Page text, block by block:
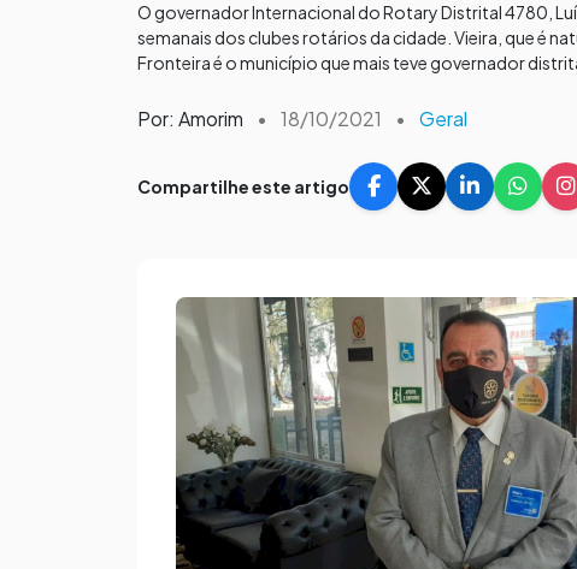
O governador Internacional do Rotary Distrital 4780,
semanais dos clubes rotários da cidade. Vieira, que é
Fronteira é o município que mais teve governador
Por: Amorim • 18/10/2021 • Geral
Compartilhe este artigo